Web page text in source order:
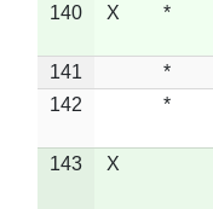
140
X *
141 *
142
*
143
X